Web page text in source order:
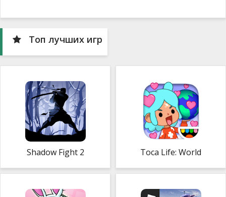
Топ лучших игр
Shadow Fight 2 Toca Life: World